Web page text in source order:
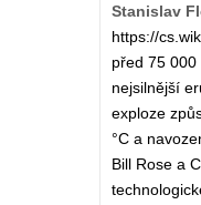
Stanislav
https://
před 75 000
nejsilnější
exploze
°C a
Bill Rose a